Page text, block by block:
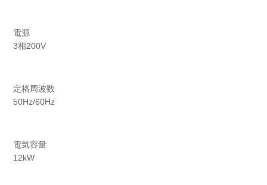
電源
3相200V
定格周波数
50Hz/60Hz
電気容量
12kW